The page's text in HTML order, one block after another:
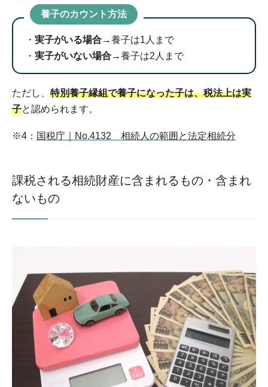
養子のカウント方法
実子がいる場合→養子は1人まで
実子がいない場合→養子は2人まで
ただし、 特別養子縁組で養子になった子は、税法上は実
子と認められます。
※4： 国税庁｜No.4132 相続人の範囲と法定相続分
課税される相続財産に含まれるもの・含まれ
ないもの